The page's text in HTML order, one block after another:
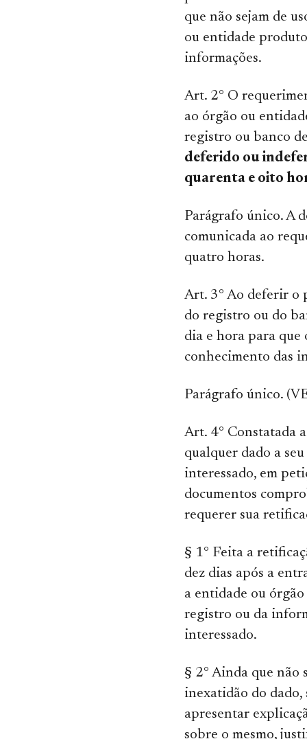
que não sejam de
ou entidade
informações.
Art. 2° O
ao órgão ou
registro ou banco
deferido ou
quarenta e oito
Parágrafo único. A
comunicada ao
quatro horas.
Art. 3° Ao deferir o
do registro ou do
dia e hora para que
conhecimento das
Parágrafo único.
Art. 4° Constatada
qualquer dado a
interessado, em
documentos
requerer sua
§ 1° Feita a
dez dias após a
a entidade ou
registro ou da
interessado.
§ 2° Ainda que não
inexatidão do dado,
apresentar
sobre o mesmo,